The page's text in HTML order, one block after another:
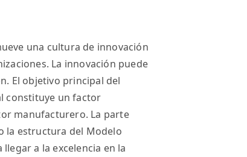
una cultura de innovación
La innovación puede
El objetivo principal del
constituye un factor
manufacturero. La parte
la estructura del Modelo
a la excelencia en la